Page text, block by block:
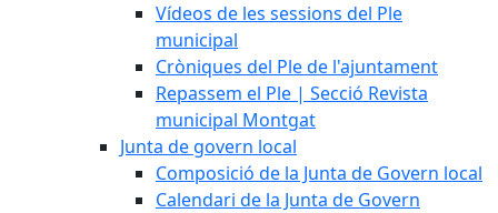
Vídeos de les sessions del Ple
municipal
Cròniques del Ple de l'ajuntament
Repassem el Ple | Secció Revista
municipal Montgat
Junta de govern local
Composició de la Junta de Govern local
Calendari de la Junta de Govern